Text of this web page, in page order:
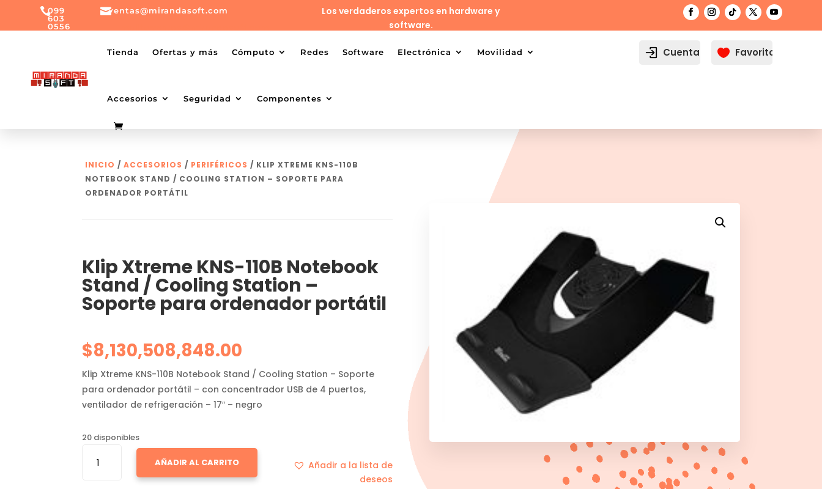
099
603
0556
0556
ventas@mirandasoft.com
mailto:ventas@mirandasoft.com
Los verdaderos expertos en hardware y
software.
Tienda Ofertas y más Cómputo Redes Software Electrónica Movilidad
Accesorios Seguridad Componentes
Cuenta  Favoritos
INICIO /ACCESORIOS / PERIFÉRICOS / KLIP XTREME KNS-110B
NOTEBOOK STAND / COOLING STATION – SOPORTE PARA
ORDENADOR PORTÁTIL
Klip Xtreme KNS-110B Notebook
Stand / Cooling Station –
Soporte para ordenador portátil
$8,130,508,848.00
Klip Xtreme KNS-110B Notebook Stand / Cooling Station – Soporte
para ordenador portátil – con concentrador USB de 4 puertos,
ventilador de refrigeración – 17″ – negro
20 disponibles
XTREME
AÑADIR AL CARRITO
Añadir a la lista de
deseos